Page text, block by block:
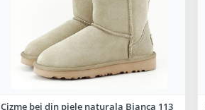
Cizme bej din piele naturala Bianca 113